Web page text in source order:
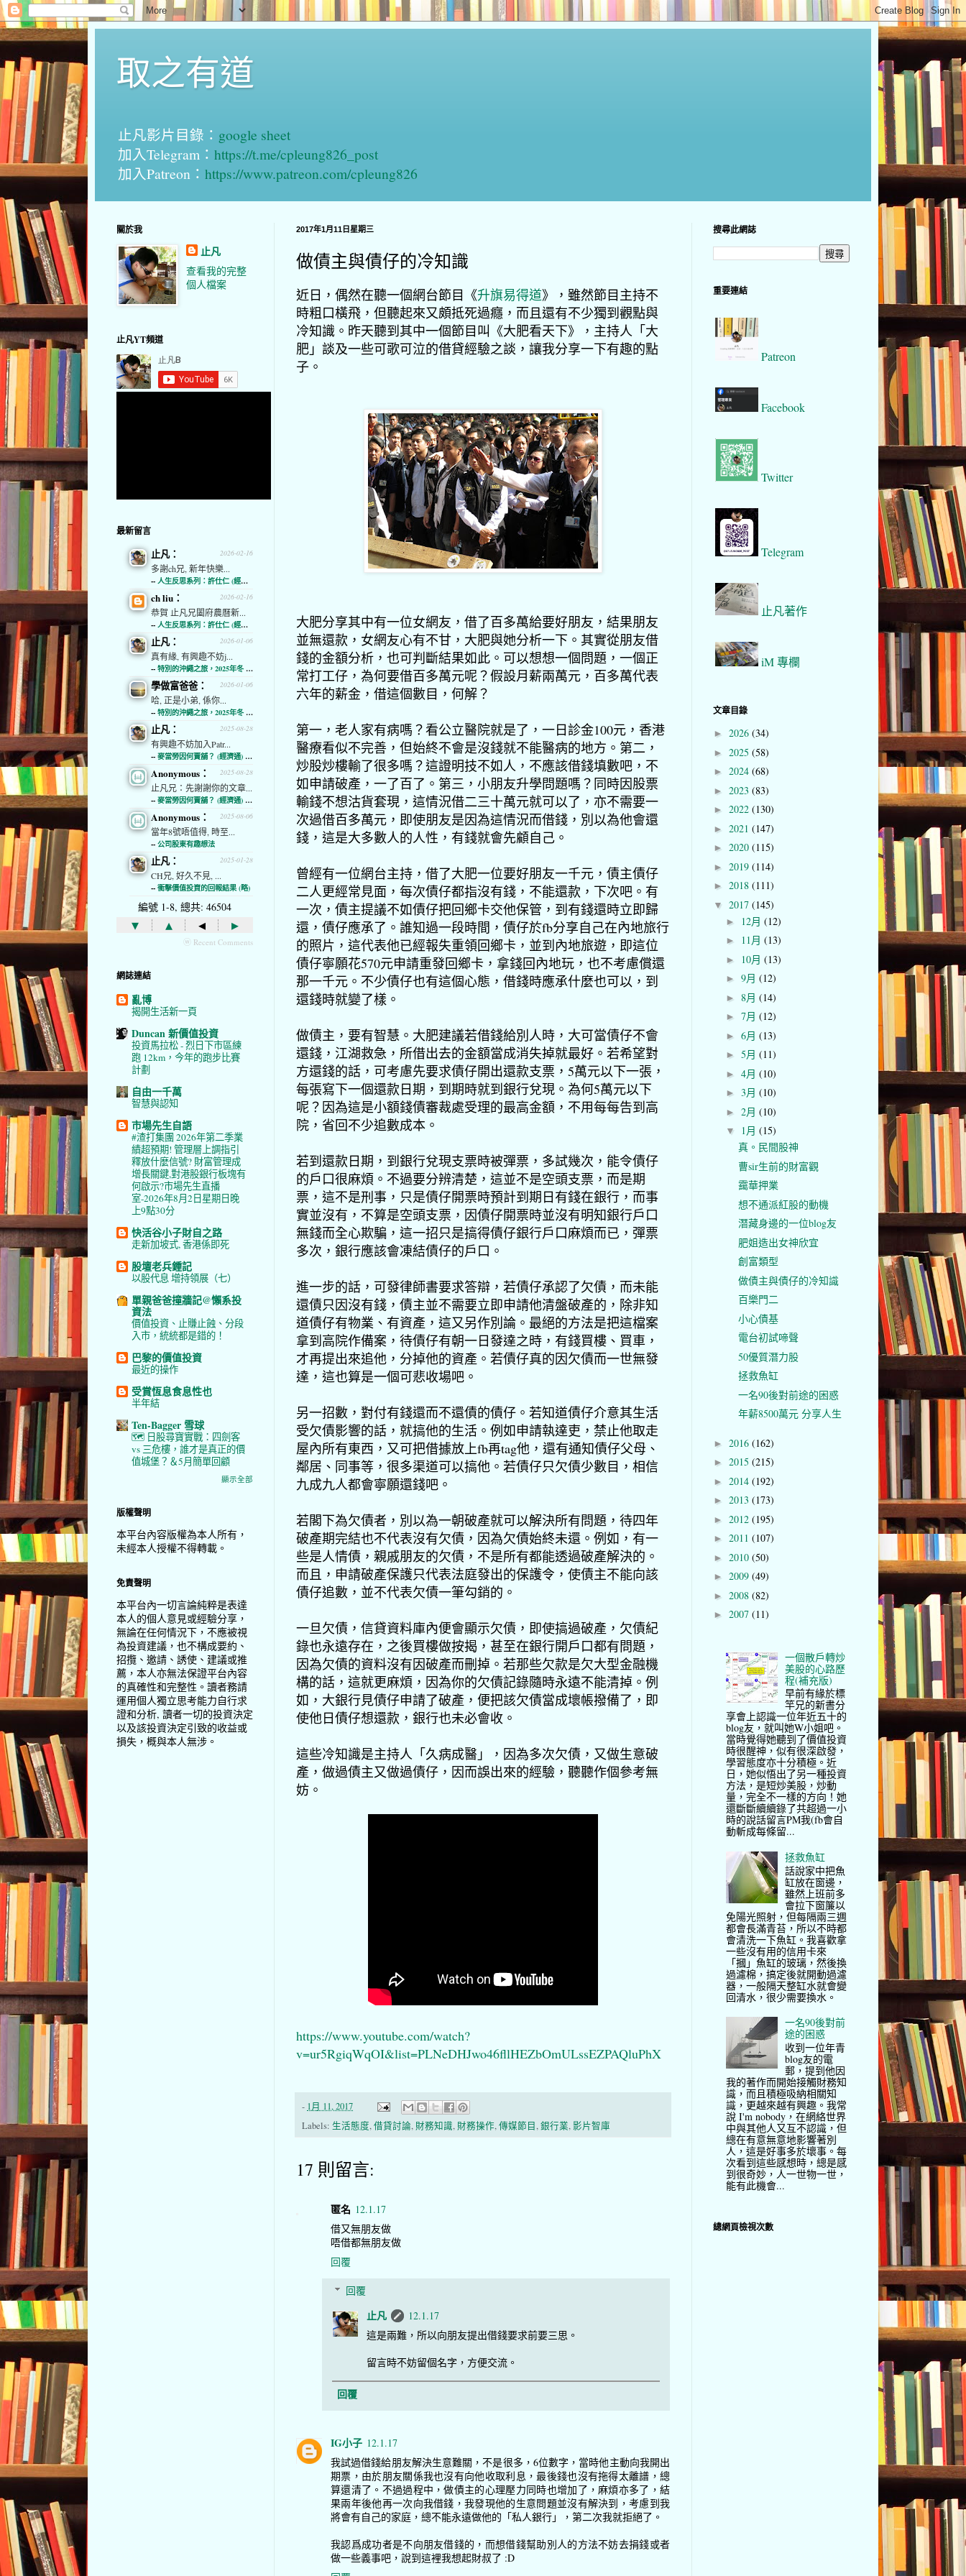
取之有道
止凡影片目錄： google sheet
加入Telegram： https://t.me/cpleung826_post
加入Patreon： https://www.patreon.com/cpleung826
2017年1月11日星期三
做債主與債仔的冷知識
近日，偶然在聽一個網台節目《升旗易得道》，雖然節目主持不
時粗口橫飛，但聽起來又頗抵死過癮，而且還有不少獨到觀點與
冷知識。昨天聽到其中一個節目叫《大肥看天下》，主持人「大
肥」談及一些可歌可泣的借貸經驗之談，讓我分享一下有趣的點
子。
大肥分享其中有一位女網友，借了百多萬給要好朋友，結果朋友
並無還款，女網友心有不甘，大肥與她分析一下。其實從朋友借
錢的金額分析，也可判斷結果如此。可以想想一個問題，一個正
常打工仔，為何要借百多萬元呢？假設月薪兩萬元，百多萬代表
六年的薪金，借這個數目，何解？
第一，老人家有病嗎？看公立醫院就是了，一日診金100元，香港
醫療看似不完善，但始終不會是沒錢就不能醫病的地方。第二，
炒股炒樓輸了很多嗎？這證明技不如人，不應該借錢填數吧，不
如申請破產，一了百了。第三，小朋友升學問題嗎？同時因股票
輸錢不想沽貨套現，這情況借二三十萬元就可以了，亦不需要一
次過借百多萬元，即使朋友是因為這情況而借錢，別以為他會還
錢，這是大多數人的人性，有錢就會先顧自己。
曾經有一位網台主持，借了大肥一位要好朋友一千元，債主債仔
二人更經常見面，每次債仔都指沒有錢，不能還款，下次吧。有
一次，債主提議不如債仔把回鄉卡交他保管，到有錢還時立即歸
還，債仔應承了。誰知過一段時間，債仔於fb分享自己在內地旅行
的照片，這代表他已經報失重領回鄉卡，並到內地旅遊，即這位
債仔寧願花570元申請重發回鄉卡，拿錢回內地玩，也不考慮償還
那一千元。不少債仔也有這個心態，借錢時應承什麼也可以，到
還錢時就變了樣。
做債主，要有智慧。大肥建議若借錢給別人時，大可當債仔不會
還錢，江湖救急，所借出去的金額當成消失掉就最好。若希望對
方還錢的話，可考慮先要求債仔開出還款支票，5萬元以下一張，
每張寫下一個還款日期，到期時就到銀行兌現。為何5萬元以下
呢？因為這是小額錢債審裁處受理的最高金額，不用每每告到高
院，省回不少追數成本。
若到還款日期，到銀行兌現支票時被彈票，多試幾次，能令債仔
的戶口很麻煩。不過要分辨清楚，這並不是空頭支票，而是期
票，這不是刑事，只是債仔開票時預計到期日有錢在銀行，而事
實並沒有，不算是空頭支票，因債仔開票時並沒有明知銀行戶口
無錢而全心欺騙，這一招只是搞得債仔銀行戶口麻煩而已，彈票
多次，銀行應該會凍結債仔的戶口。
進一步的話，可發律師書要求答辯，若債仔承認了欠債，而未能
還債只因沒有錢，債主並不需要立即申請他清盤破產的，除非知
道債仔有物業、有資產，這又另作別論。最絕的方法是把這檔案
拿到高院作備案，待債仔有朝一日發達之時，有錢買樓、買車，
才再提出來追他，分掉他的資產。若債仔真的因欠債而一世無發
達，這也算是一個可悲收場吧。
另一招數，對付有錢還而不還債的債仔。若知道債仔介意其生活
受欠債影響的話，就搞他的生活。例如申請執達吏，禁止他取走
屋內所有東西，又可把借據放上fb再tag他，還有通知債仔父母、
鄰居、同事等，很多渠道可以搞他。若債仔只欠債少數目，相信
九成九人都會寧願還錢吧。
若閣下為欠債者，別以為一朝破產就可以解決所有問題，待四年
破產期完結也不代表沒有欠債，因為欠債始終未還。例如，有一
些是人情債，親戚朋友的欠債，不是所有都能透過破產解決的。
而且，申請破產保護只代表法庭發出的保護令，使債主不能向該
債仔追數，並不代表欠債一筆勾銷的。
一旦欠債，信貸資料庫內便會顯示欠債，即使搞過破產，欠債紀
錄也永遠存在，之後買樓做按揭，甚至在銀行開戶口都有問題，
因為欠債的資料沒有因破產而刪掉。若那些欠款是欠大型金融機
構的話，這就更麻煩，因為你的欠債記錄隨時永遠不能清掉。例
如，大銀行見債仔申請了破產，便把該欠債當成壞帳撥備了，即
使他日債仔想還款，銀行也未必會收。
這些冷知識是主持人「久病成醫」，因為多次欠債，又做生意破
產，做過債主又做過債仔，因而誤出來的經驗，聽聽作個參考無
妨。
https://www.youtube.com/watch?
v=ur5RgiqWqOI&list=PLNeDHJwo46fllHEZbOmULssEZPAQluPhX
- 1月 11, 2017
Labels: 生活態度,借貸討論, 財務知識, 財務操作,傳媒節目,銀行業,影片智庫
17 則留言:
匿名 12.1.17
借又無朋友做
唔借都無朋友做
回覆
回覆
止凡
12.1.17
這是兩難，所以向朋友提出借錢要求前要三思。
留言時不妨留個名字，方便交流。
回覆
IG小子 12.1.17
我試過借錢給朋友解決生意難關，不是很多，6位數字，當時他主動向我開出
期票，由於朋友關係我也沒有向他收取利息，最後錢也沒有拖得太離譜，總
算還清了。不過過程中，做債主的心理壓力同時也增加了，麻煩亦多了，結
果兩年後他再一次向我借錢，我發現他的生意問題並沒有解決到，考慮到我
將會有自己的家庭，總不能永遠做他的「私人銀行」，第二次我就拒絕了。
我認爲成功者是不向朋友借錢的，而想借錢幫助別人的方法不妨去捐錢或者
做一些義事吧，說到這裡我想起財叔了 :D
關於我
止凡
查看我的完整
個人檔案
止凡YT頻道
最新留言
2026-02-16
止凡：
多謝ch兄, 新年快樂...
-- 人生反思系列：許仕仁 (經濟通)
2026-02-16
ch liu：
恭賀 止凡兄闔府農曆新...
-- 人生反思系列：許仕仁 (經濟通)
2026-01-06
止凡：
真有緣, 有興趣不妨j...
-- 特別的沖繩之旅，2025年冬 (經濟通)
2026-01-06
學做富爸爸：
哈, 正是小弟, 係你...
-- 特別的沖繩之旅，2025年冬 (經濟通)
2025-08-28
止凡：
有興趣不妨加入Patr...
-- 麥當勞因何賣舖？ (經濟通) (略)
2025-08-28
Anonymous：
止凡兄：先謝謝你的文章...
-- 麥當勞因何賣舖？ (經濟通) (略)
2025-08-06
Anonymous：
當年8號唔值得, 時至...
-- 公司股東有趣想法
2025-01-28
止凡：
CH兄, 好久不見, ...
-- 衝擊價值投資的回報結果 (略)
編號 1-8, 總共: 46504
▾ ▴ ◂ ▸
ⓦ Recent Comments
網誌連結
亂博
揭開生活新一頁
Duncan 新價值投資
投資馬拉松 - 烈日下市區練
跑 12km，今年的跑步比賽
計劃
自由一千萬
智慧與認知
市場先生自語
#渣打集團 2026年第二季業
績超預期! 管理層上調指引
釋放什麼信號? 財富管理成
增長關鍵,對港股銀行板塊有
何啟示?市場先生直播
室-2026年8月2日星期日晚
上9點30分
快活谷小子財自之路
走新加坡式, 香港係即死
股壇老兵鍾記
以股代息 增持領展（七）
單親爸爸撞牆記@懶系投
資法
價值投資、止賺止蝕、分段
入市，統統都是錯的！
巴黎的價值投資
最近的操作
受賞恆息食息性也
半年結
Ten-Bagger 雪球
🗺️ 日股尋寶實戰：四劍客
vs 三危樓，誰才是真正的價
值城堡？＆5月簡單回顧
顯示全部
版權聲明
本平台內容版權為本人所有，
未經本人授權不得轉載。
免責聲明
本平台內一切言論純粹是表達
本人的個人意見或經驗分享，
無論在任何情況下，不應被視
為投資建議，也不構成要約、
招攬、邀請、誘使、建議或推
薦，本人亦無法保證平台內容
的真確性和完整性。讀者務請
運用個人獨立思考能力自行求
證和分析, 讀者一切的投資決定
以及該投資決定引致的收益或
損失，概與本人無涉。
搜尋此網誌
重要連結
Patreon
Facebook
Twitter
Telegram
止凡著作
iM 專欄
文章目錄
► 2026 (34)
► 2025 (58)
► 2024 (68)
► 2023 (83)
► 2022 (130)
► 2021 (147)
► 2020 (115)
► 2019 (114)
► 2018 (111)
▼ 2017 (145)
► 12月 (12)
► 11月 (13)
► 10月 (13)
► 9月 (12)
► 8月 (14)
► 7月 (12)
► 6月 (13)
► 5月 (11)
► 4月 (10)
► 3月 (10)
► 2月 (10)
▼ 1月 (15)
真。民間股神
曹sir生前的財富觀
靄華押業
想不通派紅股的動機
潛藏身邊的一位blog友
肥姐造出女神欣宜
創富類型
做債主與債仔的冷知識
百樂門二
小心債基
電台初試啼聲
50優質潛力股
拯救魚缸
一名90後對前途的困惑
年薪8500萬元 分享人生
► 2016 (162)
► 2015 (215)
► 2014 (192)
► 2013 (173)
► 2012 (195)
► 2011 (107)
► 2010 (50)
► 2009 (49)
► 2008 (82)
► 2007 (11)
一個散戶轉炒
美股的心路歷
程(補充版)
早前有緣於標
竿兄的新書分
享會上認識一位年近五十的
blog友，就叫她W小姐吧。
當時覺得她聽到了價值投資
時很醒神，似有很深啟發，
學習態度亦十分積極。近
日，她似悟出了另一種投資
方法，是短炒美股，炒動
量，完全不一樣的方向！她
還斷斷續續錄了共超過一小
時的說話留言PM我(fb會自
動斬成每條留...
拯救魚缸
話說家中把魚
缸放在窗邊，
雖然上班前多
會拉下窗簾以
免陽光照射，但每隔兩三週
都會長滿青苔，所以不時都
會清洗一下魚缸。我喜歡拿
一些沒有用的信用卡來
「摑」魚缸的玻璃，然後換
過濾棉，搞定後就開動過濾
器，一般隔天整缸水就會變
回清水，很少需要換水。
一名90後對前
途的困惑
收到一位年青
blog友的電
郵，提到他因
我的著作而開始接觸財務知
識，而且積極吸納相關知
識，更越來越有興趣。我常
說 I'm nobody，在網絡世界
中與其他人又互不認識，但
總在有意無意地影響著別
人，這是好事多於壞事。每
次看到這些感想時，總是感
到很奇妙，人一世物一世，
能有此機會...
總網頁檢視次數